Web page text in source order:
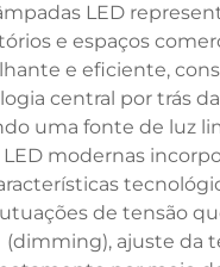
LED
e espaços
e eficiente,
central por trás
uma fonte de luz
LED modernas
de tensão
(dimming), ajuste da